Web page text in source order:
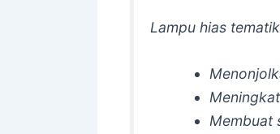
Lampu hias
Membuat